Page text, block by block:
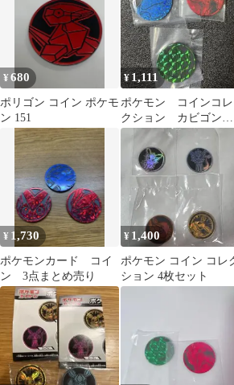
¥680
ポリゴン コイン ポケモ
ン 151
¥ 1,111
ポケモン コインコレ
クション カビゴン
レシラム オンバーン
¥ 1,730
ポケモンカード コイ
ン 3点まとめ売り
¥ 1,400
ポケモン コイン コレ
ション 4枚セット